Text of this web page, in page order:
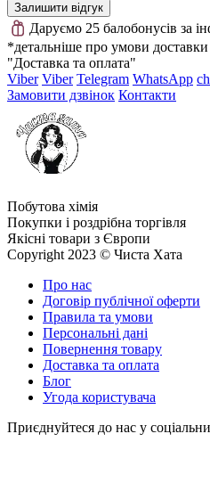
Залишити відгук
Даруємо 25 балобонусів за
*детальніше про умови доставки
"Доставка та оплата"
Viber Viber Telegram WhatsApp
Замовити дзвінок Контакти
Побутова хімія
Покупки і роздрібна торгівля
Якісні товари з Європи
Copyright 2023 © Чиста Хата
Про нас
Договір публічної оферти
Правила та умови
Персональні дані
Повернення товару
Доставка та оплата
Блог
Угода користувача
Приєднуйтеся до нас у